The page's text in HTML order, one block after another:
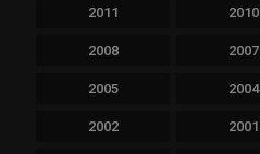
2011 2010
2008 2007
2005 2004
2002 2001